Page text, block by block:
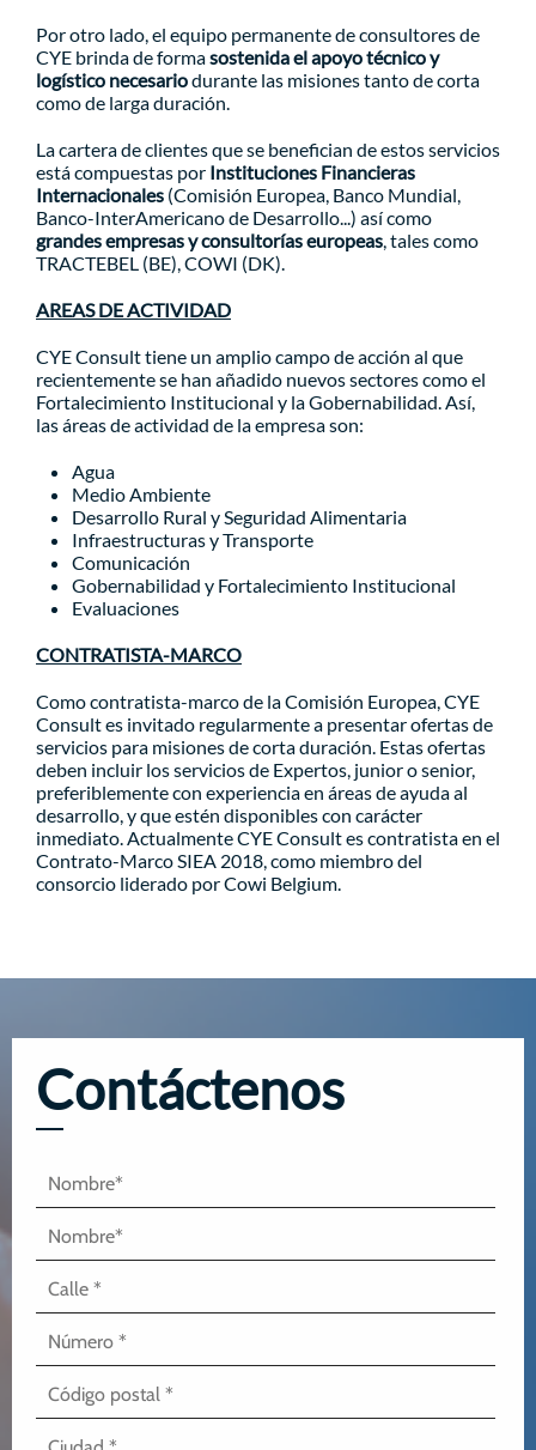
Por otro lado, el equipo permanente de consultores de
CYE brinda de formasostenida el apoyo técnico y
logístico necesariodurante las misiones tanto de corta
como de larga duración.
La cartera de clientes que se benefician de estos servicios
está compuestas por Instituciones Financieras
Internacionales (Comisión Europea, Banco Mundial,
Banco-InterAmericano de Desarrollo...) así como
grandes empresas y consultorías europeas, tales como
TRACTEBEL (BE), COWI (DK).
AREAS DE ACTIVIDAD
CYE Consult tiene un amplio campo de acción al que
recientemente se han añadido nuevos sectores como el
Fortalecimiento Institucional y la Gobernabilidad. Así,
las áreas de actividad de la empresa son:
Agua
Medio Ambiente
Desarrollo Rural y Seguridad Alimentaria
Infraestructuras y Transporte
Comunicación
Gobernabilidad y Fortalecimiento Institucional
Evaluaciones
CONTRATISTA-MARCO
Como contratista-marco de la Comisión Europea, CYE
Consult es invitado regularmente a presentar ofertas de
servicios para misiones de corta duración. Estas ofertas
deben incluir los servicios de Expertos, junior o senior,
preferiblemente con experiencia en áreas de ayuda al
desarrollo, y que estén disponibles con carácter
inmediato. Actualmente CYE Consult es contratista en el
Contrato-Marco SIEA 2018, como miembro del
consorcio liderado por Cowi Belgium.
Contáctenos